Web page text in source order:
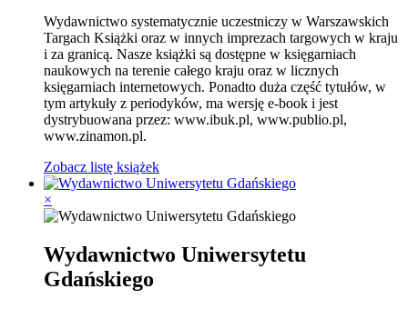
Wydawnictwo systematycznie uczestniczy w Warszawskich
Targach Książki oraz w innych imprezach targowych w kraju
i za granicą. Nasze książki są dostępne w księgarniach
naukowych na terenie całego kraju oraz w licznych
księgarniach internetowych. Ponadto duża część tytułów, w
tym artykuły z periodyków, ma wersję e-book i jest
dystrybuowana przez: www.ibuk.pl, www.publio.pl,
www.zinamon.pl.
Zobacz listę książek
×
Wydawnictwo Uniwersytetu
Gdańskiego